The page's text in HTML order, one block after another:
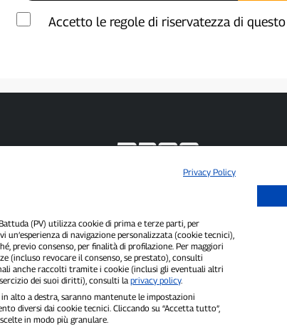
Accetto le regole di riservatezza di
P300.it è una Testata Giornalistica indipendente
Registrazione numero 1/2021 del 1/2/2021 - Tribunale di
- P.IVA
Direttore Responsabile:Alessandro Secchi- Vicedirettore:
Privacy Policy-Cookie Policy
"Se è successo davvero, lo trovi su P300.it"
Copyright © P300.it 2012-2026
Privacy Policy
(PV) utilizza cookie di prima e terze parti, per
di navigazione personalizzata (cookie tecnici),
previo consenso, per finalità di profilazione. Per maggiori
(incluso revocare il consenso, se prestato), consulti
anche raccolti tramite i cookie (inclusi gli eventuali altri
dei suoi diritti), consulti la privacy policy.
alto a destra, saranno mantenute le impostazioni
diversi dai cookie tecnici. Cliccando su “Accetta tutto”,
in modo più granulare.